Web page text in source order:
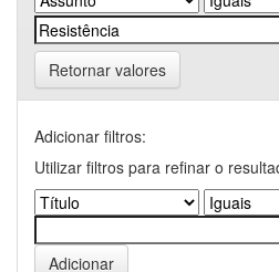
Retornar valores
Adicionar filtros:
Utilizar filtros para refinar o